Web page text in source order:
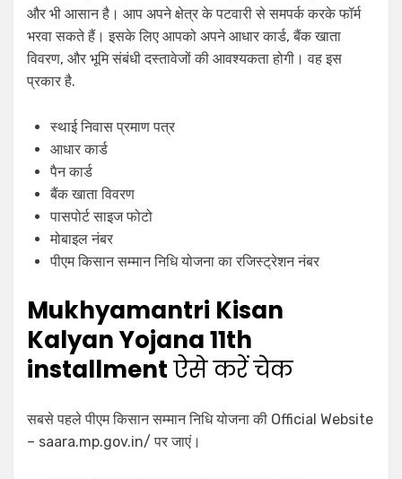
और भी आसान है। आप अपने क्षेत्र के पटवारी से समपर्क करके फॉर्म
भरवा सकते हैं। इसके लिए आपको अपने आधार कार्ड, बैंक खाता
विवरण, और भूमि संबंधी दस्तावेजों की आवश्यकता होगी। वह इस
प्रकार है.
स्थाई निवास प्रमाण पत्र
आधार कार्ड
पैन कार्ड
बैंक खाता विवरण
पासपोर्ट साइज फोटो
मोबाइल नंबर
पीएम किसान सम्मान निधि योजना का रजिस्ट्रेशन नंबर
Mukhyamantri Kisan
Kalyan Yojana 11th
installmentऐसे करें चेक
सबसे पहले पीएम किसान सम्मान निधि योजना की Official Website
– saara.mp.gov.in/ पर जाएं।